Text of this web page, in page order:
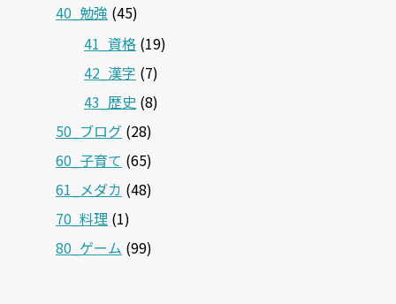
40_勉強 (45)
41_資格 (19)
42_漢字 (7)
43_歴史 (8)
50_ブログ (28)
60_子育て (65)
61_メダカ (48)
70_料理 (1)
80_ゲーム (99)